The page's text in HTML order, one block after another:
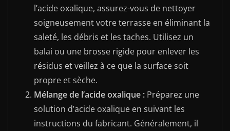
l’acide oxalique, assurez-vous de nettoyer
soigneusement votre terrasse en éliminant la
saleté, les débris et les taches. Utilisez un
balai ou une brosse rigide pour enlever les
résidus et veillez à ce que la surface soit
propre et sèche.
Mélange de l’acide oxalique : Préparez une
solution d’acide oxalique en suivant les
instructions du fabricant. Généralement, il